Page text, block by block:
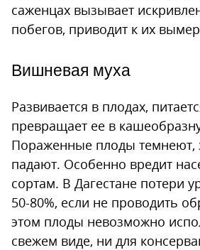
саженцах вызывает
побегов, приводит к их
Вишневая муха
Развивается в плодах,
превращает ее в
Пораженные плоды темнеют,
падают. Особенно вредит
сортам. В Дагестане потери
50-80%, если не проводить
этом плоды невозможно
свежем виде, ни для